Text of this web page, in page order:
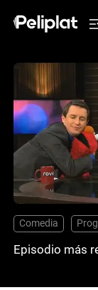
Comedia
Episodio más